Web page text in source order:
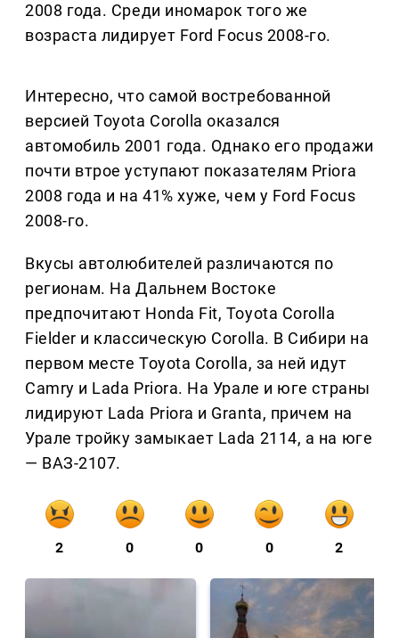
2008 года. Среди иномарок того же
возраста лидирует Ford Focus 2008-го.
Интересно, что самой востребованной
версией Toyota Corolla оказался
автомобиль 2001 года. Однако его продажи
почти втрое уступают показателям Priora
2008 года и на 41% хуже, чем у Ford Focus
2008-го.
Вкусы автолюбителей различаются по
регионам. На Дальнем Востоке
предпочитают Honda Fit, Toyota Corolla
Fielder и классическую Corolla. В Сибири на
первом месте Toyota Corolla, за ней идут
Camry и Lada Priora. На Урале и юге страны
лидируют Lada Priora и Granta, причем на
Урале тройку замыкает Lada 2114, а на юге
— ВАЗ-2107.
2 0 0 0 2